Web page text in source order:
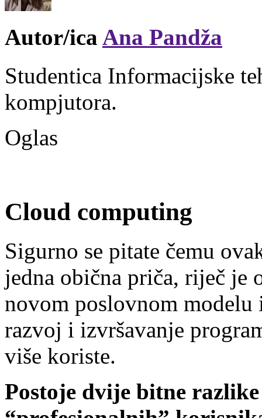
Autor/ica Ana Pandža
Studentica Informacijske
kompjutora.
Oglas
Cloud computing
Sigurno se pitate čemu
jedna obična priča, riječ je
novom poslovnom
razvoj i izvršavanje
više koriste.
Postoje dvije bitne